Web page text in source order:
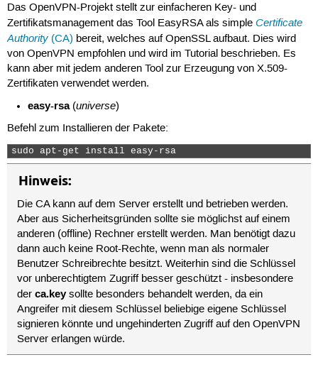
Das OpenVPN-Projekt stellt zur einfacheren Key- und
Zertifikatsmanagement das Tool EasyRSA als simple Certificate
Authority(CA) bereit, welches auf OpenSSL aufbaut. Dies wird
von OpenVPN empfohlen und wird im Tutorial beschrieben. Es
kann aber mit jedem anderen Tool zur Erzeugung von X.509-
Zertifikaten verwendet werden.
easy-rsa(universe)
Befehl zum Installieren der Pakete:
sudo apt-get install easy-rsa
Hinweis:
Die CA kann auf dem Server erstellt und betrieben werden.
Aber aus Sicherheitsgründen sollte sie möglichst auf einem
anderen (offline) Rechner erstellt werden. Man benötigt dazu
dann auch keine Root-Rechte, wenn man als normaler
Benutzer Schreibrechte besitzt. Weiterhin sind die Schlüssel
vor unberechtigtem Zugriff besser geschützt - insbesondere
derca.key sollte besonders behandelt werden, da ein
Angreifer mit diesem Schlüssel beliebige eigene Schlüssel
signieren könnte und ungehinderten Zugriff auf den OpenVPN
Server erlangen würde.